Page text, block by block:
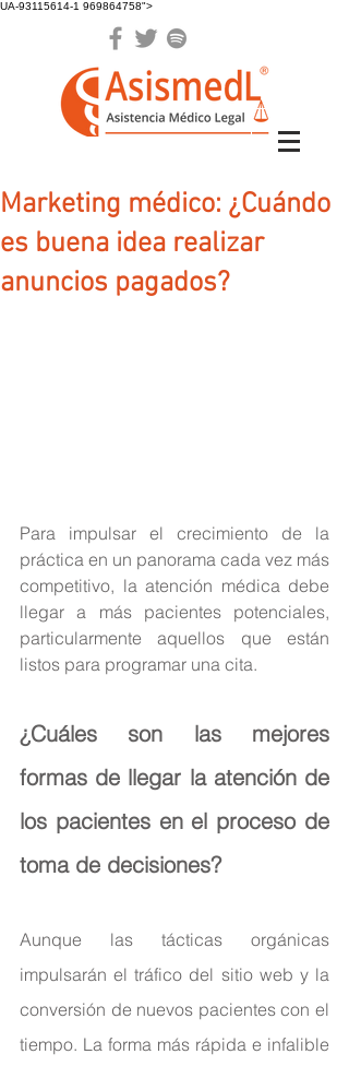
UA-93115614-1 969864758">
Marketing médico: ¿Cuándo
es buena idea realizar
anuncios pagados?
Para impulsar el crecimiento de la
práctica en un panorama cada vez más
competitivo, la atención médica debe
llegar a más pacientes potenciales,
particularmente aquellos que están
listos para programar una cita.
¿Cuáles son las mejores
formas de llegar la atención de
los pacientes en el proceso de
toma de decisiones?
Aunque las tácticas orgánicas
impulsarán el tráfico del sitio web y la
conversión de nuevos pacientes con el
tiempo. La forma más rápida e infalible